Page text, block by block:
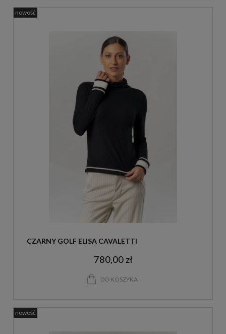
CZARNY GOLF ELISA CAVALETTI
780,00 zł
DO KOSZYKA
nowość
nowość